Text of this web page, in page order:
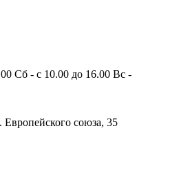
Сб - с 10.00 до 16.00 Вс -
союза, 35